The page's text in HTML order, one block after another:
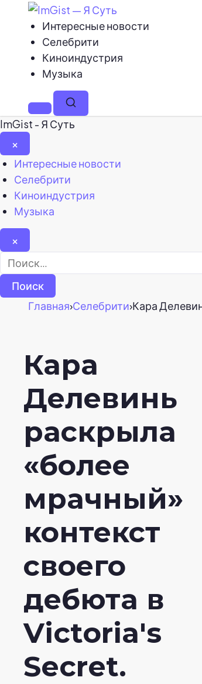
Интересные новости
Селебрити
Киноиндустрия
Музыка
МенюПоиск
ImGist - Я Суть
×
Закрыть
меню
Интересные новости
Селебрити
Киноиндустрия
Музыка
×
Найти:
Главная›Селебрити›Кара
Кара
Делевинь
раскрыла
«более
мрачный»
контекст
своего
дебюта в
Victoria's
Secret.